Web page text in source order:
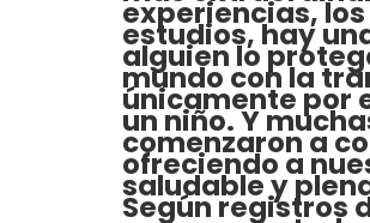
experiencias,
estudios, hay
alguien lo
mundo con la
únicamente por
un niño. Y
comenzaron a
ofreciendo a
saludable y
Según registros